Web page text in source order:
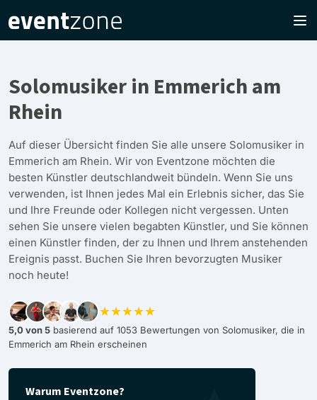
Solomusiker in Emmerich am
Rhein
Auf dieser Übersicht finden Sie alle unsere Solomusiker in
Emmerich am Rhein. Wir von Eventzone möchten die
besten Künstler deutschlandweit bündeln. Wenn Sie uns
verwenden, ist Ihnen jedes Mal ein Erlebnis sicher, das Sie
und Ihre Freunde oder Kollegen nicht vergessen. Unten
sehen Sie unsere vielen begabten Künstler, und Sie können
einen Künstler finden, der zu Ihnen und Ihrem anstehenden
Ereignis passt. Buchen Sie Ihren bevorzugten Musiker
noch heute!
★★★★★
5,0 von 5 basierend auf 1053 Bewertungen von Solomusiker, die in
Emmerich am Rhein erscheinen
Warum Eventzone?